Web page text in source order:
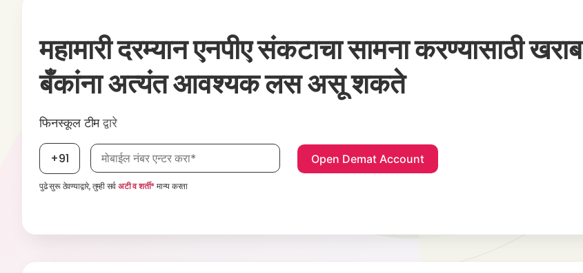
महामारी दरम्यान एनपीए संकटाचा सामना करण्यासाठी खराब
बँकांना अत्यंत आवश्यक लस असू शकते
फिनस्कूल टीमद्वारे
+91 मोबाईल नंबर, आवश्यक
पुढे सुरू ठेवण्याद्वारे, तुम्ही सर्वअटी व शर्ती*मान्य करता